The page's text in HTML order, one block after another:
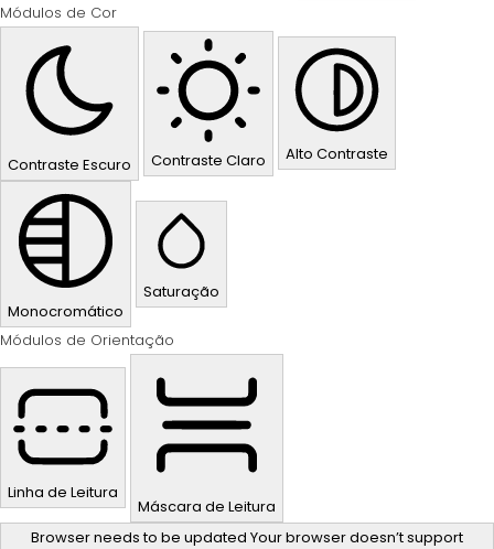
Módulos de Cor
Contraste Escuro Contraste Claro Alto Contraste
Monocromático
Saturação
Módulos de Orientação
Linha de Leitura
Máscara de Leitura
Browser needs to be updated Your browser doesn’t support